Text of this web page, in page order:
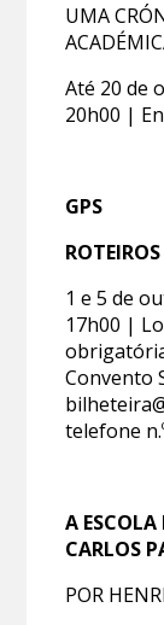
UMA
Até 20 de
20h00 |
GPS
1 e 5 de
17h00 |
Convento
telefone
A
CARLOS
POR